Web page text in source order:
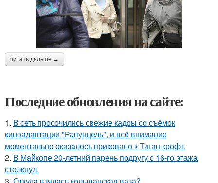
читать дальше →
Последние обновления на сайте:
1. В сеть просочились свежие кадры со съёмок
киноадаптации "Рапунцель", и всё внимание
моментально оказалось приковано к Тиган крофт.
2. B Мaйкопе 20-летний парень подругу с 16-го этажа
столкнул.